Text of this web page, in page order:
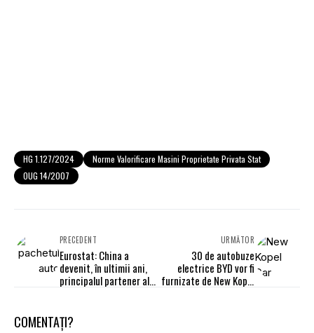
HG 1.127/2024
Norme Valorificare Masini Proprietate Privata Stat
OUG 14/2007
PRECEDENT
Eurostat: China a
devenit, în ultimii ani,
principalul partener al
URMĂTOR
30 de autobuze
electrice BYD vor fi
furnizate de New Kopel
COMENTAȚI?